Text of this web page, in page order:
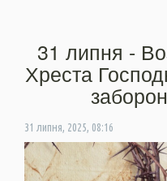
31 липня -
Хреста
31 липня, 2025, 08:16